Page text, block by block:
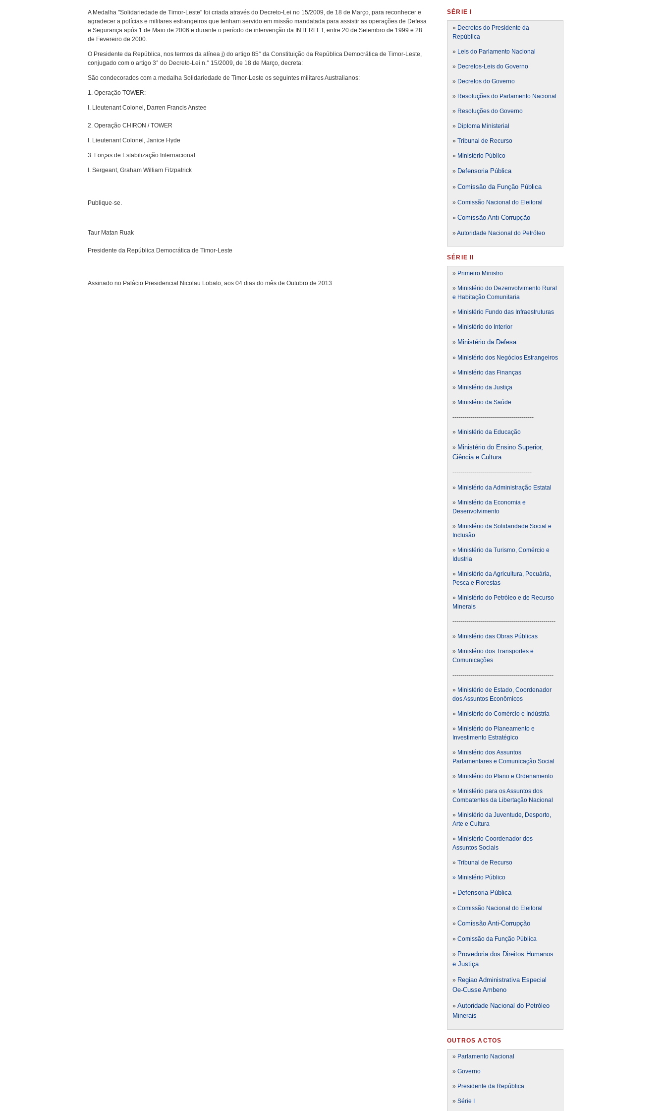
A Medalha "Solidariedade de Timor-Leste" foi criada através do Decreto-Lei no 15/2009, de 18 de Março, para reconhecer e
agradecer a polícias e militares estrangeiros que tenham servido em missão mandatada para assistir as operações de Defesa
e Segurança após 1 de Maio de 2006 e durante o período de intervenção da INTERFET, entre 20 de Setembro de 1999 e 28
de Fevereiro de 2000.
O Presidente da República, nos termos da alínea j) do artigo 85° da Constituição da República Democrática de Timor-Leste,
conjugado com o artigo 3° do Decreto-Lei n.° 15/2009, de 18 de Março, decreta:
São condecorados com a medalha Solidariedade de Timor-Leste os seguintes militares Australianos:
1. Operação TOWER:
I. Lieutenant Colonel, Darren Francis Anstee
2. Operação CHIRON / TOWER
I. Lieutenant Colonel, Janice Hyde
3. Forças de Estabilização Internacional
I. Sergeant, Graham William Fitzpatrick
Publique-se.
Taur Matan Ruak
Presidente da República Democrática de Timor-Leste
Assinado no Palácio Presidencial Nicolau Lobato, aos 04 dias do mês de Outubro de 2013
SÉRIE I
» Decretos do Presidente da
República
» Leis do Parlamento Nacional
» Decretos-Leis do Governo
» Decretos do Governo
» Resoluções do Parlamento Nacional
» Resoluções do Governo
» Diploma Ministerial
» Tribunal de Recurso
» Ministério Público
» Defensoria Pública
» Comissão da Função Pública
» Comissão Nacional do Eleitoral
» Comissão Anti-Corrupção
» Autoridade Nacional do Petróleo
SÉRIE II
» Primeiro Ministro
» Ministério do Dezenvolvimento Rural
e Habitação Comunitaria
» Ministério Fundo das Infraestruturas
» Ministério do Interior
» Ministério da Defesa
» Ministério dos Negócios Estrangeiros
» Ministério das Finanças
» Ministério da Justiça
» Ministério da Saúde
-----------------------------------------
» Ministério da Educação
» Ministério do Ensino Superior,
Ciência e Cultura
----------------------------------------
» Ministério da Administração Estatal
» Ministério da Economia e
Desenvolvimento
» Ministério da Solidaridade Social e
Inclusão
» Ministério da Turismo, Comércio e
Idustria
» Ministério da Agricultura, Pecuária,
Pesca e Florestas
» Ministério do Petróleo e de Recurso
Minerais
----------------------------------------------------
» Ministério das Obras Públicas
» Ministério dos Transportes e
Comunicações
---------------------------------------------------
» Ministério de Estado, Coordenador
dos Assuntos Econômicos
» Ministério do Comércio e Indústria
» Ministério do Planeamento e
Investimento Estratégico
» Ministério dos Assuntos
Parlamentares e Comunicação Social
» Ministério do Plano e Ordenamento
» Ministério para os Assuntos dos
Combatentes da Libertação Nacional
» Ministério da Juventude, Desporto,
Arte e Cultura
» Ministério Coordenador dos
Assuntos Sociais
» Tribunal de Recurso
» Ministério Público
» Defensoria Pública
» Comissão Nacional do Eleitoral
» Comissão Anti-Corrupção
» Comissão da Função Pública
» Provedoria dos Direitos Humanos
e Justiça
» Regiao Administrativa Especial
Oe-Cusse Ambeno
» Autoridade Nacional do Petróleo
Minerais
OUTROS ACTOS
» Parlamento Nacional
» Governo
» Presidente da República
» Série I